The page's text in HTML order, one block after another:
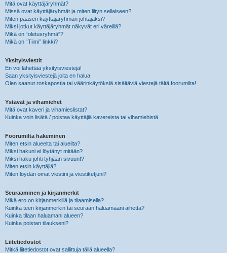
Mitä ovat käyttäjäryhmät?
Missä ovat käyttäjäryhmät ja miten liityn sellaiseen?
Miten pääsen käyttäjäryhmän johtajaksi?
Miksi jotkut käyttäjäryhmät näkyvät eri väreillä?
Mikä on “oletusryhmä”?
Mikä on “Tiimi” linkki?
Yksityisviestit
En voi lähettää yksityisviestejä!
Saan yksityisviestejä joita en halua!
Olen saanut roskapostia tai väärinkäytöksiä sisältäviä viestejä tältä foorumilta!
Ystävät ja vihamiehet
Mitä ovat kaveri ja vihamieslistat?
Kuinka voin lisätä / poistaa käyttäjiä kavereista tai vihamiehistä
Foorumilta hakeminen
Miten etsin alueelta tai alueilta?
Miksi hakuni ei löytänyt mitään?
Miksi haku johti tyhjään sivuun!?
Miten etsin käyttäjiä?
Miten löydän omat viestini ja viestiketjuni?
Seuraaminen ja kirjanmerkit
Mikä ero on kirjanmerkillä ja tilaamisella?
Kuinka teen kirjanmerkin tai seuraan haluamaani aihetta?
Kuinka tilaan haluamani alueen?
Kuinka poistan tilaukseni?
Liitetiedostot
Mitkä liitetiedostot ovat sallittuja tällä alueella?